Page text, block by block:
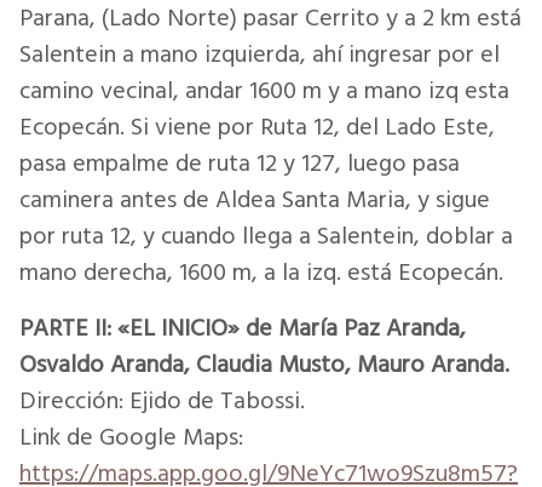
Parana, (Lado Norte) pasar Cerrito y a 2 km está
Salentein a mano izquierda, ahí ingresar por el
camino vecinal, andar 1600 m y a mano izq esta
Ecopecán. Si viene por Ruta 12, del Lado Este,
pasa empalme de ruta 12 y 127, luego pasa
caminera antes de Aldea Santa Maria, y sigue
por ruta 12, y cuando llega a Salentein, doblar a
mano derecha, 1600 m, a la izq. está Ecopecán.
PARTE II: «EL INICIO» de María Paz Aranda,
Osvaldo Aranda, Claudia Musto, Mauro Aranda.
Dirección: Ejido de Tabossi.
Link de Google Maps:
https://maps.app.goo.gl/9NeYc71wo9Szu8m57?